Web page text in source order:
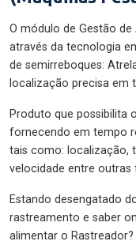
O módulo de Gestão
através da tecnologia
de semirreboques:
localização precisa em
Produto que possibilita
fornecendo em tempo
tais como: localização,
velocidade entre outras
Estando desengatado
rastreamento e saber
alimentar o Rastreador?